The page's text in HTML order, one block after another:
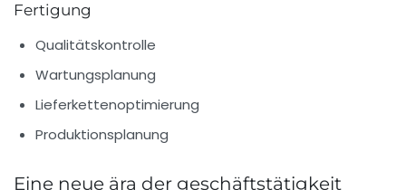
Fertigung
Qualitätskontrolle
Wartungsplanung
Lieferkettenoptimierung
Produktionsplanung
Eine neue ära der geschäftstätigkeit